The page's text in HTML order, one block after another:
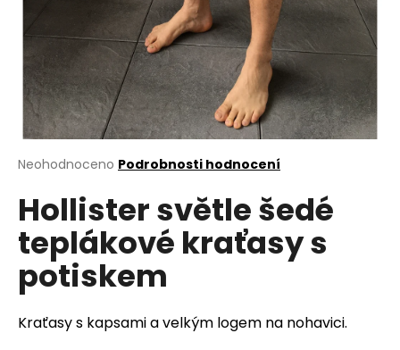
Průměrné
produktu
je
0,0
z
hvězdiček.
Neohodnoceno Podrobnosti hodnocení
Hollister světle šedé
teplákové kraťasy s
potiskem
Kraťasy s kapsami a velkým logem na nohavici.
j
í
t
?
HLEDAT
D
p